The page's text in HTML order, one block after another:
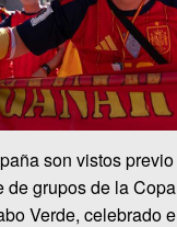
son vistos
de grupos de la
Verde, celebrado